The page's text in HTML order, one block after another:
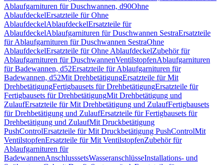
Ablaufgarnituren für Duschwannen, d90Ohne
AblaufdeckelErsatzteile für Ohne
AblaufdeckelAblaufdeckelErsatzteile für
AblaufdeckelAblaufgarnituren für Duschwannen SestraErsatzteile
für Ablaufgarnituren für Duschwannen SestraOhne
AblaufdeckelErsatzteile für Ohne AblaufdeckelZubehör für
Ablaufgarnituren für DuschwannenVentilstopfenAblaufgarnituren
für Badewannen, d52Ersatzteile für Ablaufgarnituren für
Badewannen, d52Mit DrehbetätigungErsatzteile für Mit
DrehbetätigungFertigbausets für DrehbetätigungErsatzteile für
Fertigbausets für DrehbetätigungMit Drehbetätigung und
ZulaufErsatzteile für Mit Drehbetätigung und ZulaufFertigbausets
für Drehbetätigung und ZulaufErsatzteile für Fertigbausets für
Drehbetätigung und ZulaufMit Druckbetätigung
PushControlErsatzteile für Mit Druckbetätigung PushControlMit
VentilstopfenErsatzteile für Mit VentilstopfenZubehör für
Ablaufgarnituren für
BadewannenAnschlusssetsWasseranschlüsseInstallations- und